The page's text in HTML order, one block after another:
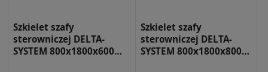
Szkielet szafy
sterowniczej DELTA-
SYSTEM 800x1800x600
Szkielet szafy
sterowniczej DELTA-
SYSTEM 800x1800x800